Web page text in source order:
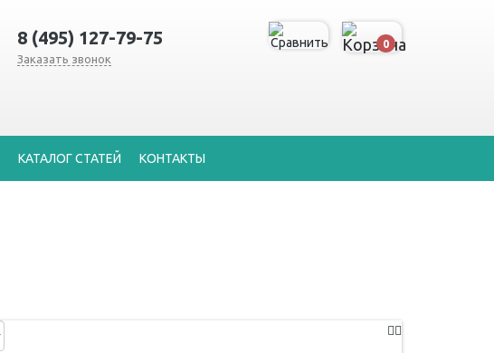
8 (495) 127-79-75
Заказать звонок
0
КАТАЛОГ СТАТЕЙ КОНТАКТЫ